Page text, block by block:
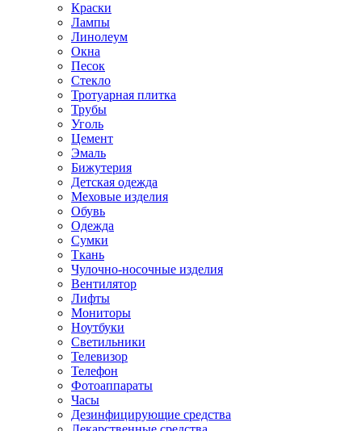
Краски
Лампы
Линолеум
Окна
Песок
Стекло
Тротуарная плитка
Трубы
Уголь
Цемент
Эмаль
Бижутерия
Детская одежда
Меховые изделия
Обувь
Одежда
Сумки
Ткань
Чулочно-носочные изделия
Вентилятор
Лифты
Мониторы
Ноутбуки
Светильники
Телевизор
Телефон
Фотоаппараты
Часы
Дезинфицирующие средства